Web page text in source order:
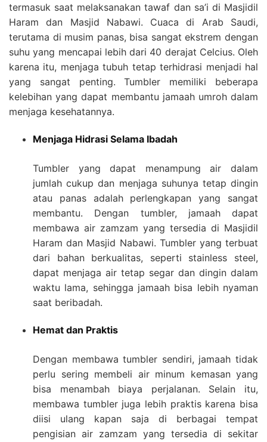
termasuk saat melaksanakan tawaf dan sa’i di Masjidil
Haram dan Masjid Nabawi. Cuaca di Arab Saudi,
terutama di musim panas, bisa sangat ekstrem dengan
suhu yang mencapai lebih dari 40 derajat Celcius. Oleh
karena itu, menjaga tubuh tetap terhidrasi menjadi hal
yang sangat penting. Tumbler memiliki beberapa
kelebihan yang dapat membantu jamaah umroh dalam
menjaga kesehatannya.
Menjaga Hidrasi Selama Ibadah
Tumbler yang dapat menampung air dalam
jumlah cukup dan menjaga suhunya tetap dingin
atau panas adalah perlengkapan yang sangat
membantu. Dengan tumbler, jamaah dapat
membawa air zamzam yang tersedia di Masjidil
Haram dan Masjid Nabawi. Tumbler yang terbuat
dari bahan berkualitas, seperti stainless steel,
dapat menjaga air tetap segar dan dingin dalam
waktu lama, sehingga jamaah bisa lebih nyaman
saat beribadah.
Hemat dan Praktis
Dengan membawa tumbler sendiri, jamaah tidak
perlu sering membeli air minum kemasan yang
bisa menambah biaya perjalanan. Selain itu,
membawa tumbler juga lebih praktis karena bisa
diisi ulang kapan saja di berbagai tempat
pengisian air zamzam yang tersedia di sekitar